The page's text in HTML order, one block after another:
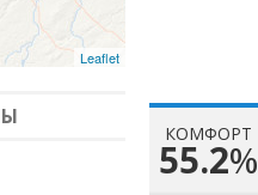
Leaflet
КОМФОРТ
55.2%